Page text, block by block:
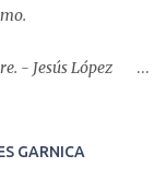
máximo.
- Jesús López
que suma
GARNICA